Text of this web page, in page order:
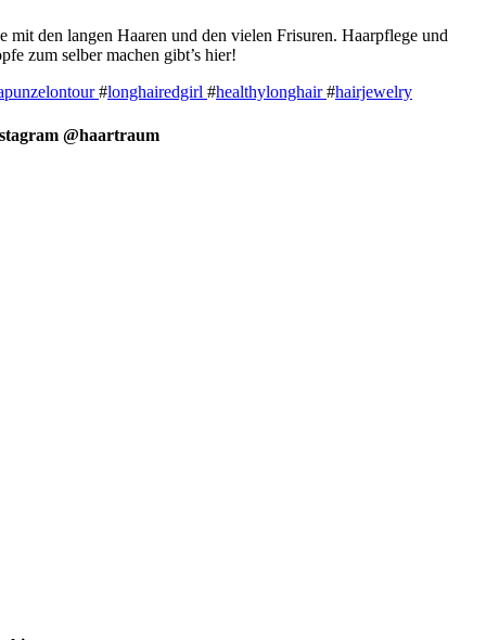
mit den langen Haaren und den vielen Frisuren. Haarpflege und
zum selber machen gibt’s hier!
#longhairedgirl #healthylonghair#hairjewelry
@haartraum